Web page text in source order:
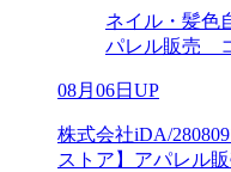
ネイル・髪色
パレル販売
08月06日UP
株式会社iDA/
ストア】アパレル